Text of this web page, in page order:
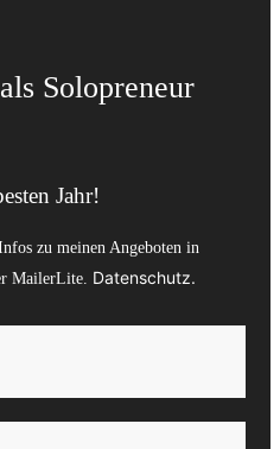
Solopreneur
Jahr!
zu meinen Angeboten in
MailerLite. Datenschutz.